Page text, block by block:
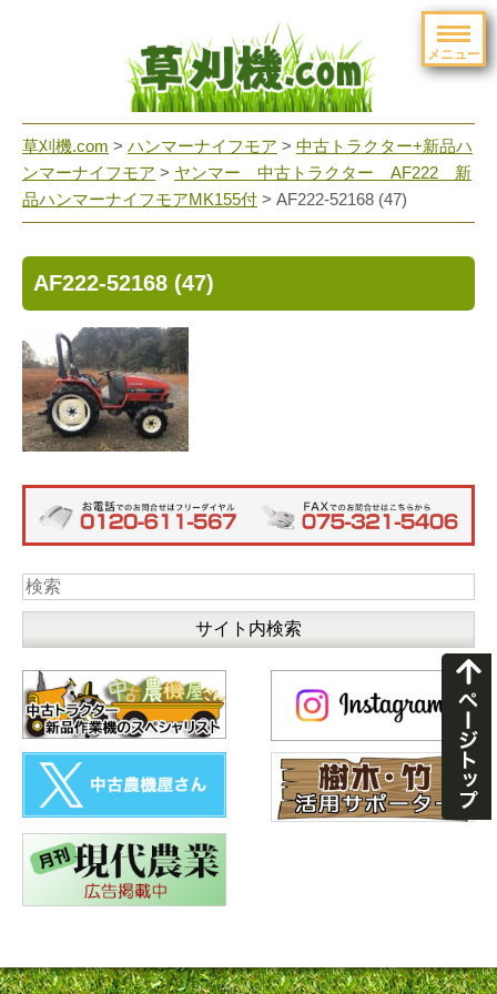
メニュー
草刈機.com > ハンマーナイフモア > 中古トラクター+新品ハ
ンマーナイフモア > ヤンマー 中古トラクター AF222 新
品ハンマーナイフモアMK155付 > AF222-52168 (47)
AF222-52168 (47)